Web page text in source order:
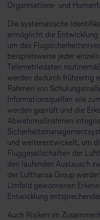
Organisations- und
Die systematische
ermöglicht die Entwicklung
um das
beispielsweise jeder
Telemetriedaten
werden dadurch frühzeitig
Rahmen von
Informationsquellen wie
werden geprüft und die
Abwehrmaßnahmen
und weiterentwickelt, um
Fluggesellschaften der
den laufenden Austausch
der Lufthansa Group
Umfeld gewonnenen
Entwicklung
Auch Risiken im